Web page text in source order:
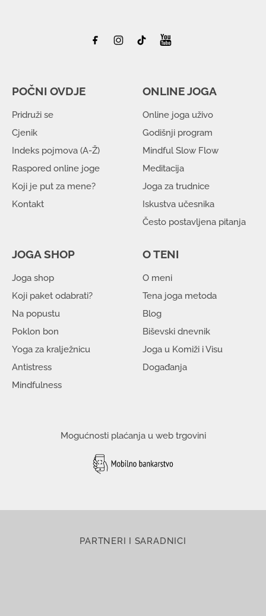
POČNI OVDJE
Pridruži se
Cjenik
Indeks pojmova (A-Ž)
Raspored online joge
Koji je put za mene?
Kontakt
ONLINE JOGA
Online joga uživo
Godišnji program
Mindful Slow Flow
Meditacija
Joga za trudnice
Iskustva učesnika
Često postavljena pitanja
JOGA SHOP
Joga shop
Koji paket odabrati?
Na popustu
Poklon bon
Yoga za kralježnicu
Antistress
Mindfulness
O TENI
O meni
Tena joga metoda
Blog
Biševski dnevnik
Joga u Komiži i Visu
Događanja
Mogućnosti plaćanja u web trgovini
PARTNERI I SARADNICI